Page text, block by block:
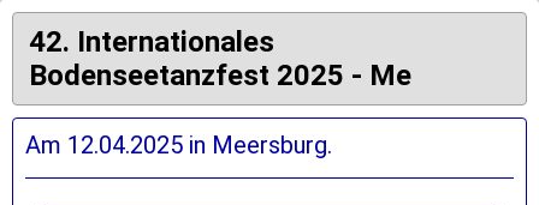
42. Internationales
Bodenseetanzfest 2025 - Me
Am 12.04.2025 in Meersburg.